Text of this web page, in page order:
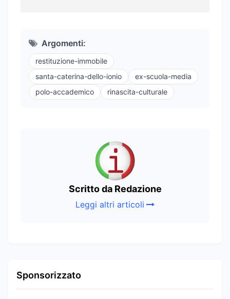
Argomenti:
restituzione-immobile
santa-caterina-dello-ionio
ex-scuola-media
polo-accademico
rinascita-culturale
Scritto da Redazione
Leggi altri articoli
Sponsorizzato